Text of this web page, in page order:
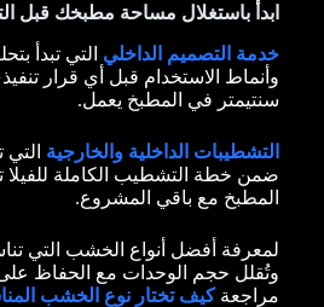
ابدأ باستغلال مساحة مطبخك قبل
خدمة التصميم الداخلي التي تبدأ
وأنماط الاستخدام قبل أي قرار
سنتيمتر في المطبخ يعمل.
التشطيبات الداخلية والخارجية
ضمن خطة التشطيب الكاملة
المطبخ مع باقي المشروع.
لمعرفة أفضل أنواع الخشب التي
وتُقلل حجم الوحدات مع الحفاظ على
مراجعة كيف تختار نوع الخشب